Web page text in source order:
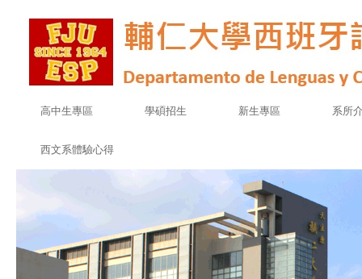
高中生專區 學碩招生 新生專區 系所
西文系體驗心得